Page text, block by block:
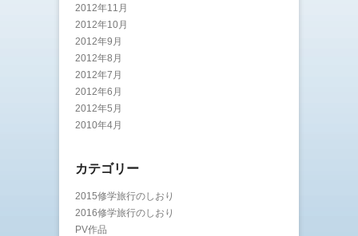
2012年11月
2012年10月
2012年9月
2012年8月
2012年7月
2012年6月
2012年5月
2010年4月
カテゴリー
2015修学旅行のしおり
2016修学旅行のしおり
PV作品